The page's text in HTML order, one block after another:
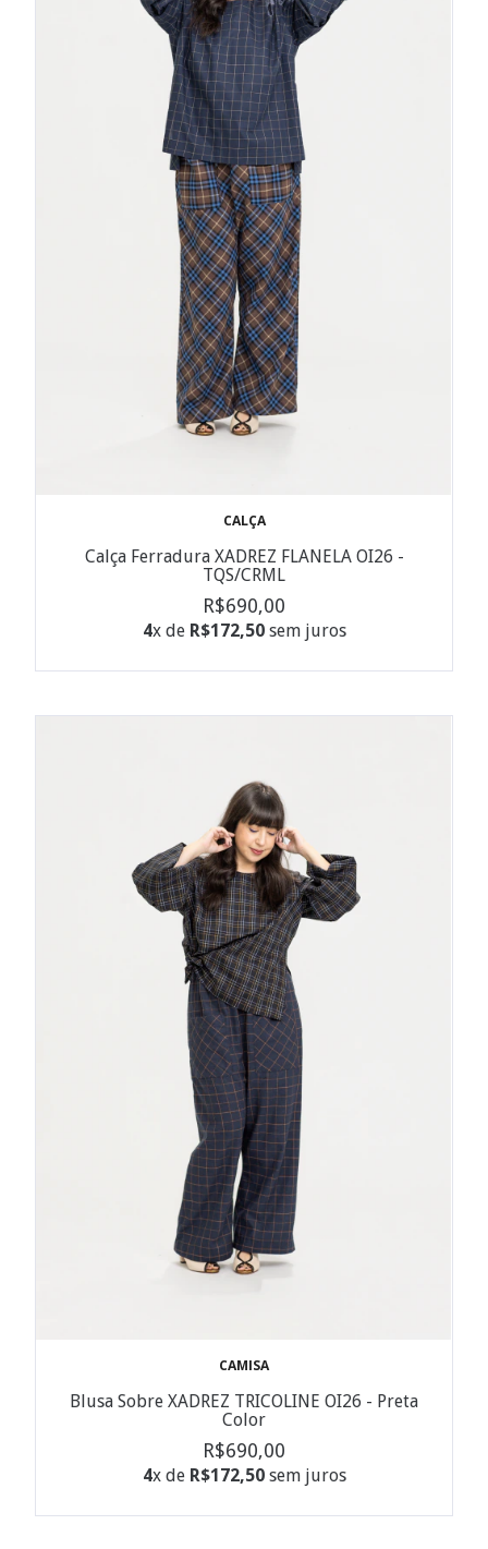
CALÇA
Calça Ferradura XADREZ FLANELA OI26 -
TQS/CRML
R$690,00
4x de R$172,50sem juros
CAMISA
Blusa Sobre XADREZ TRICOLINE OI26 - Preta
Color
R$690,00
4x de R$172,50sem juros